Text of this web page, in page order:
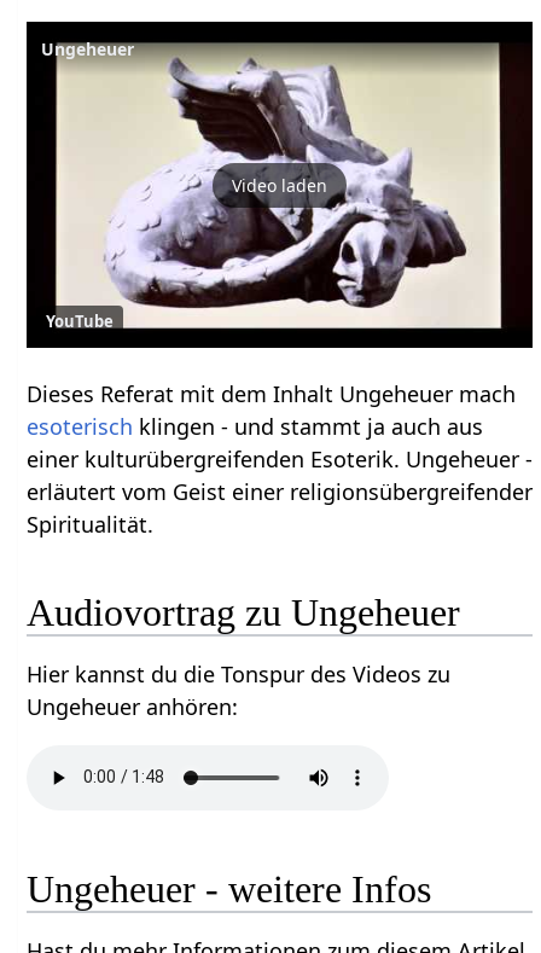
Ungeheuer
Video laden
YouTube
Dieses Referat mit dem Inhalt Ungeheuer mach
esoterisch klingen - und stammt ja auch aus
einer kulturübergreifenden Esoterik. Ungeheuer -
erläutert vom Geist einer religionsübergreifender
Spiritualität.
Audiovortrag zu Ungeheuer
Hier kannst du die Tonspur des Videos zu
Ungeheuer anhören:
Ungeheuer - weitere Infos